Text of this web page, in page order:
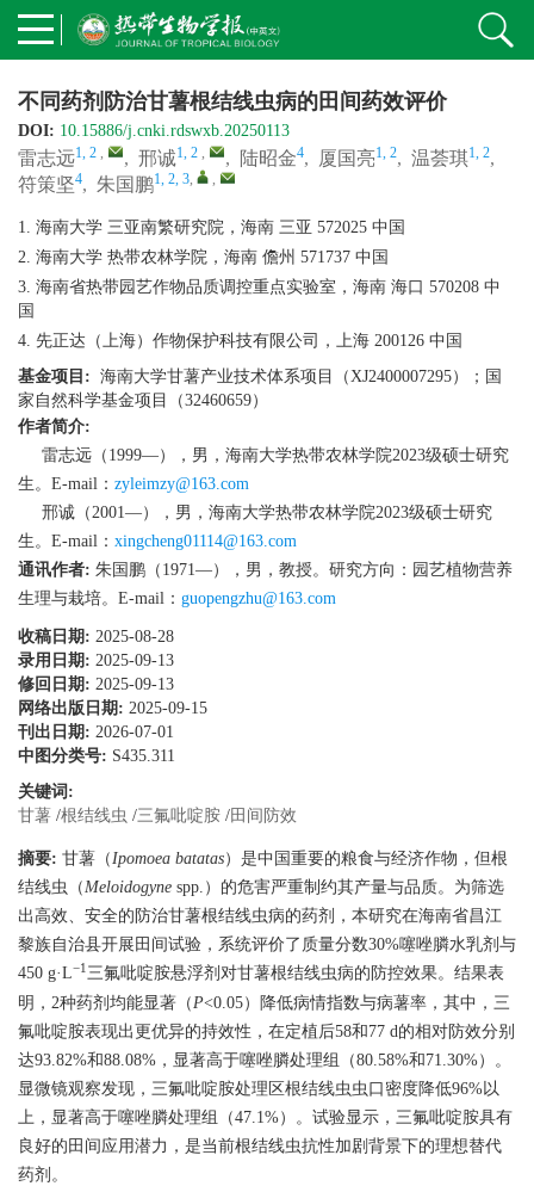
不同药剂防治甘薯根结线虫病的田间药效评价
DOI: 10.15886/j.cnki.rdswxb.20250113
雷志远1, 2 , , 邢诚1, 2 , , 陆昭金4, 厦国亮1, 2, 温荟琪1, 2,
符策坚4, 朱国鹏1, 2, 3, ,
1. 海南大学 三亚南繁研究院，海南 三亚 572025 中国
2. 海南大学 热带农林学院，海南 儋州 571737 中国
3. 海南省热带园艺作物品质调控重点实验室，海南 海口 570208 中
国
4. 先正达（上海）作物保护科技有限公司，上海 200126 中国
基金项目: 海南大学甘薯产业技术体系项目（XJ2400007295）；国
家自然科学基金项目（32460659）
作者简介:
雷志远（1999—），男，海南大学热带农林学院2023级硕士研究
生。E-mail： zyleimzy@163.com
邢诚（2001—），男，海南大学热带农林学院2023级硕士研究
生。E-mail： xingcheng01114@163.com
通讯作者: 朱国鹏（1971—），男，教授。研究方向：园艺植物营养
生理与栽培。E-mail： guopengzhu@163.com
收稿日期: 2025-08-28
录用日期: 2025-09-13
修回日期: 2025-09-13
网络出版日期: 2025-09-15
刊出日期: 2026-07-01
中图分类号: S435.311
关键词:
甘薯 /根结线虫 /三氟吡啶胺 /田间防效
摘要: 甘薯（Ipomoea batatas）是中国重要的粮食与经济作物，但根
结线虫（Meloidogyne spp.）的危害严重制约其产量与品质。为筛选
出高效、安全的防治甘薯根结线虫病的药剂，本研究在海南省昌江
黎族自治县开展田间试验，系统评价了质量分数30%噻唑膦水乳剂与
450 g·L−1 三氟吡啶胺悬浮剂对甘薯根结线虫病的防控效果。结果表
明，2种药剂均能显著（P<0.05）降低病情指数与病薯率，其中，三
氟吡啶胺表现出更优异的持效性，在定植后58和77 d的相对防效分别
达93.82%和88.08%，显著高于噻唑膦处理组（80.58%和71.30%）。
显微镜观察发现，三氟吡啶胺处理区根结线虫虫口密度降低96%以
上，显著高于噻唑膦处理组（47.1%）。试验显示，三氟吡啶胺具有
良好的田间应用潜力，是当前根结线虫抗性加剧背景下的理想替代
药剂。